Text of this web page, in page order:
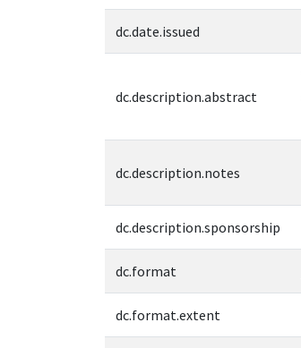
dc.date.issued
dc.description.abstract
dc.description.notes
dc.description.sponsorship
dc.format
dc.format.extent